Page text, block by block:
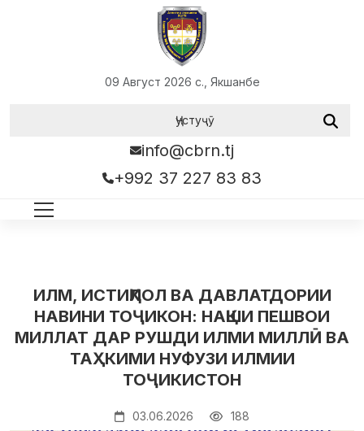
09 Август 2026 с., Якшанбе
info@cbrn.tj
+992 37 227 83 83
ИЛМ, ИСТИҚЛОЛ ВА ДАВЛАТДОРИИ
НАВИНИ ТОҶИКОН: НАҚШИ ПЕШВОИ
МИЛЛАТ ДАР РУШДИ ИЛМИ МИЛЛӢ ВА
ТАҲКИМИ НУФУЗИ ИЛМИИ
ТОҶИКИСТОН
03.06.2026 188